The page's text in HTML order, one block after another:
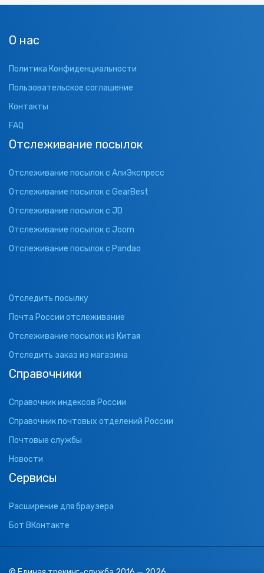
О нас
Политика Конфиденциальности
Пользовательское соглашение
Контакты
FAQ
Отслеживание посылок
Отслеживание посылок с АлиЭкспресс
Отслеживание посылок с GearBest
Отслеживание посылок с JD
Отслеживание посылок с Joom
Отслеживание посылок с Pandao
Отследить посылку
Почта России отслеживание
Отслеживание посылок из Китая
Отследить заказ из магазина
Справочники
Справочник индексов России
Справочник почтовых отделений России
Почтовые службы
Новости
Сервисы
Расширение для браузера
Бот ВКонтакте